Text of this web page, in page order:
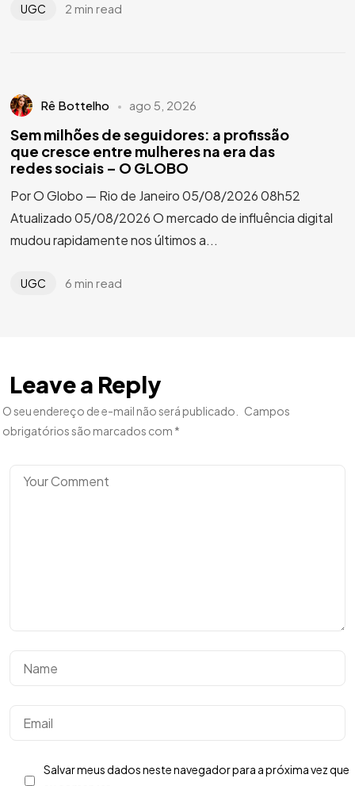
UGC 2 min read
Rê Bottelho ago 5, 2026
Sem milhões de seguidores: a profissão
que cresce entre mulheres na era das
redes sociais – O GLOBO
Por O Globo — Rio de Janeiro 05/08/2026 08h52
Atualizado 05/08/2026 O mercado de influência digital
mudou rapidamente nos últimos a...
UGC 6 min read
Leave a Reply
O seu endereço de e-mail não será publicado.
Campos
obrigatórios são marcados com *
Salvar meus dados neste navegador para a próxima vez que